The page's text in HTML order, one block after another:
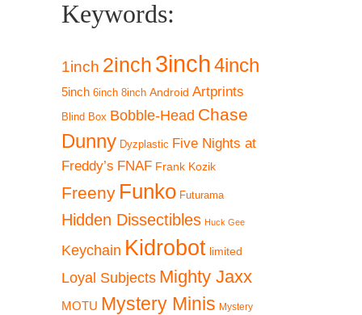
Keywords:
1inch 2inch 3inch4inch
5inch 6inch 8inch Android Artprints
Blind Box Bobble-Head Chase
Dunny Dyzplastic Five Nights at
Freddy’s FNAF Frank Kozik
Freeny Funko Futurama
Hidden Dissectibles Huck Gee
Keychain Kidrobot limited
Loyal Subjects Mighty Jaxx
MOTU Mystery Minis Mystery